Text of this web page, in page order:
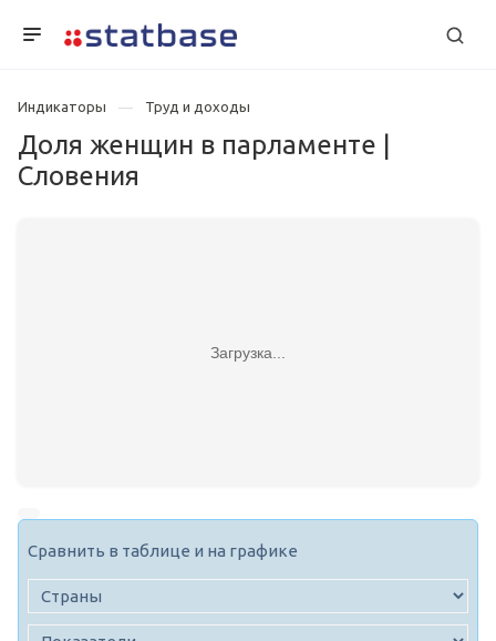
Индикаторы Труд и доходы
Доля женщин в парламенте |
Словения
Загрузка...
Сравнить в таблице и на графике